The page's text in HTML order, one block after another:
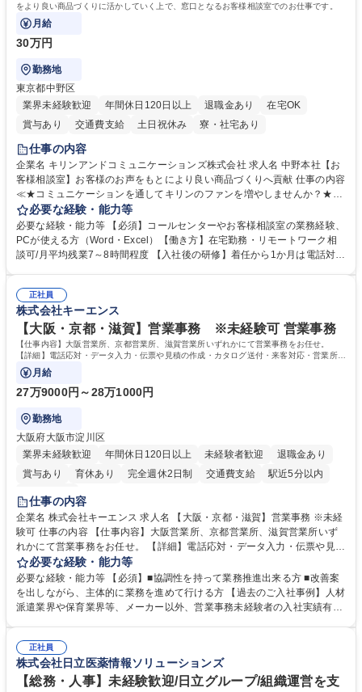
をより良い商品づくりに活かしていく上で、窓口となるお客様相談室でのお仕事です。
月給
30万円
勤務地
東京都中野区
業界未経験歓迎
年間休日120日以上 退職金あり
在宅OK
賞与あり
交通費支給 土日祝休み 寮・社宅あり
仕事の内容
企業名 キリンアンドコミュニケーションズ株式会社 求人名 中野本社【お
客様相談室】お客様のお声をもとにより良い商品づくりへ貢献 仕事の内容
≪★コミュニケーションを通してキリンのファンを増やしませんか？★≫
お客様のお声をより良い商品づくりに活かしていく上で、窓口となるお客
様相談室でのお仕事です。 日々お客様からいただくキリングループへのご
意見を、企業活動に活かしています。お客様からの声に迅速かつ誠意をも
って対応、情報提供するとともにグループ内活動に反映しています。 【具
平均100件前後■メール・手紙：同上40件前後 募集職種 中野本社【お客様
相談室】お客様のお声をもとにより良い商品づくりへ貢献
必要な経験・能力等
必要な経験・能力等 【必須】コールセンターやお客様相談室の業務経験、
PCが使える方（Word・Excel）【働き方】在宅勤務・リモートワーク相
談可/月平均残業7～8時間程度 【入社後の研修】着任から1か月は電話対応
すのでご安心ください。 【当社について】キリングループの広報機能を担
う会社として、お客様との出会いを大切にし、磨き上げたホスピタリティ
を込めてコミュニケーションをとりながら広報関連業務を行っておりま
す。 学歴・資格 学歴：大学院 大学 高専 短大 専修学校 高校 語学力： 資
格：
正社員
株式会社キーエンス
【大阪・京都・滋賀】営業事務 ※未経験可 営業事務
【仕事内容】大阪営業所、京都営業所、滋賀営業所いずれかにて営業事務をお任せ。
【詳細】電話応対・データ入力・伝票や見積の作成・カタログ送付・来客対応・営業所内
で発生する事務業務や業務改善をお任せ。
月給
27万9000円～28万1000円
勤務地
大阪府大阪市淀川区
業界未経験歓迎
年間休日120日以上 未経験者歓迎
退職金あり
賞与あり
育休あり 完全週休2日制 交通費支給
駅近5分以内
土日祝休み
仕事の内容
企業名 株式会社キーエンス 求人名 【大阪・京都・滋賀】営業事務 ※未経
験可 仕事の内容 【仕事内容】大阪営業所、京都営業所、滋賀営業所いず
れかにて営業事務をお任せ。 【詳細】電話応対・データ入力・伝票や見積
の作成・カタログ送付・来客対応・営業所内で発生する事務業務や業務改
善をお任せ。 【教育制度】ご入社後、育成担当とペアになりながらOJTに
て業務を覚えていただくことが可能です。業務システムがきちんと構築さ
れているため、スムーズに仕事に慣れることができる環境です。また、
募集職種 【大阪・京都・滋賀】営業事務 ※未経験可
必要な経験・能力等
必要な経験・能力等 【必須】■協調性を持って業務推進出来る方 ■改善案
を出しながら、主体的に業務を進めて行ける方 【過去のご入社事例】人材
派遣業界や保育業界等、メーカー以外、営業事務未経験者の入社実績有
えて、お客様や社員の状況に合わせ、能動的なサポート、改善の動きも期
待され。組織を支えるスペシャリストとして、チームに貢献し、結果的に
社員から頼られる存在になることができます。平均19:30の退勤以降の業
正社員
株式会社日立医薬情報ソリューションズ
【総務・人事】未経験歓迎/日立グループ/組織運営を支